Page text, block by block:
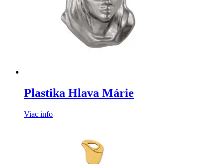
Plastika Hlava Márie
Viac info